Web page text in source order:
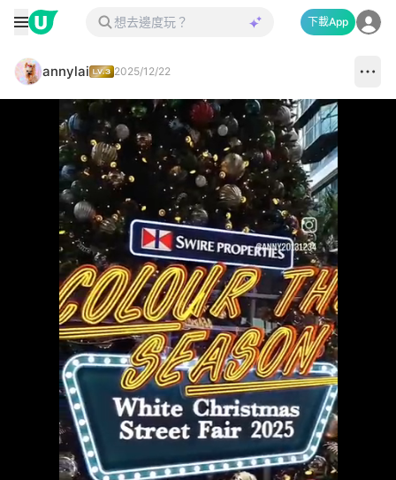
下載App
annylai 2025/12/22